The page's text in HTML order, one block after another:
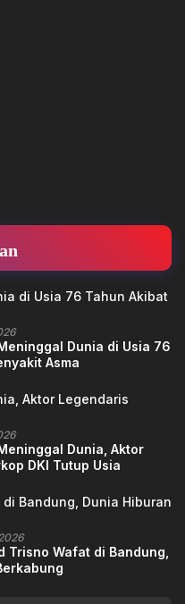
Dunia di Usia 76
Asma
Dunia, Aktor
DKI Tutup Usia
Trisno Wafat di Bandung,